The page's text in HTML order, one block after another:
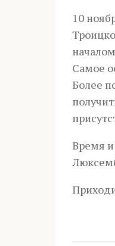
10
Самое
Более
Время и